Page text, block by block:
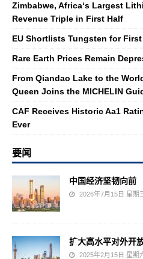
Zimbabwe, Africa‘s Largest
Revenue Triple in First Half
EU Shortlists Tungsten for
Rare Earth Prices Remain
From Qiandao Lake to the
Queen Joins the MICHELIN
CAF Receives Historic Aa1
Ever
要闻
中国经济坚韧向前
2026年7月15日 星期
扩大高水平对外开
2025年2月15日 星期